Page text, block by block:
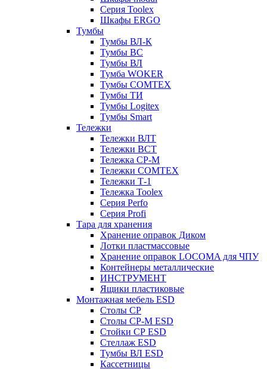
Серия Toolex
Шкафы ERGO
Тумбы
Тумбы ВЛ-К
Тумбы ВС
Тумбы ВЛ
Тумба WOKER
Тумбы COMTEX
Тумбы ТИ
Тумбы Logitex
Тумбы Smart
Тележки
Тележки ВЛТ
Тележки ВСТ
Тележка СР-М
Тележки COMTEX
Тележки Т-1
Тележка Toolex
Серия Perfo
Серия Profi
Тара для хранения
Хранение оправок Диком
Лотки пластмассовые
Хранение оправок LOCOMA для ЧПУ
Контейнеры металлические
ИНСТРУМЕНТ
Ящики пластиковые
Монтажная мебель ESD
Столы СР
Столы СР-М ESD
Стойки СР ESD
Стеллаж ESD
Тумбы ВЛ ESD
Кассетницы